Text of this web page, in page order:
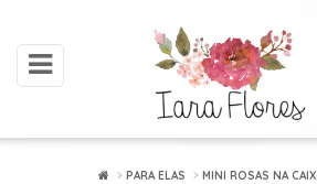
toggle
navigation
Acessar
PARA ELAS MINI ROSAS NA